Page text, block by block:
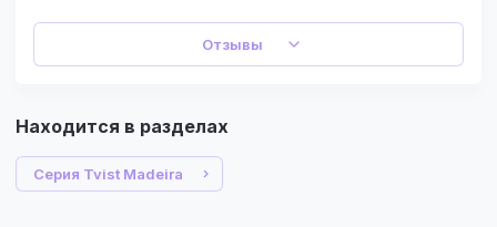
Отзывы
Находится в разделах
Серия Tvist Madeira